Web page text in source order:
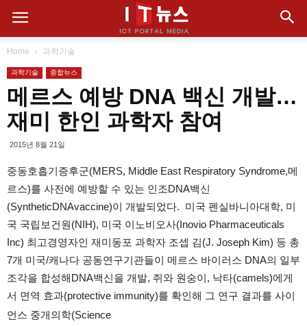
Home 과학기술
과학기술 종합뉴스
메르스 예방 DNA 백신 개발…
재미 한인 과학자 참여
2015년 8월 21일
중동호흡기증후군‬(MERS, Middle‬ East Respiratory Syndrome,‎메
르스)를 사전에 예방할 수 있는 인조DNA백신
(SyntheticDNAvaccine)이 개발되었다. 미국 펜실바니아대학, 미
국 국립보건원(NIH), 미국 이노비오사(Inovio Pharmaceuticals
Inc) 최고경영자인 재미동포 과학자 조셉 김(J. Joseph Kim) 등 총
7개 미국/캐나다 공동연구기관들이 메르스 바이러스 DNA의 일부
조각을 합성해‪DNA백신을 개발, 쥐와 원숭이, 낙타(camels)에게
서 면역 효과(protective immunity)를 확인해 그 연구 결과를 사이
언스 중개의학(Science